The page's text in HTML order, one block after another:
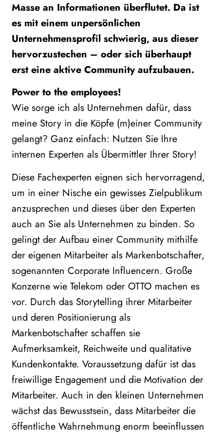
Masse an Informationen überflutet. Da ist
es mit einem unpersönlichen
Unternehmensprofil schwierig, aus dieser
hervorzustechen – oder sich überhaupt
erst eine aktive Community aufzubauen.
Power to the employees!
Wie sorge ich als Unternehmen dafür, dass
meine Story in die Köpfe (m)einer Community
gelangt? Ganz einfach: Nutzen Sie Ihre
internen Experten als Übermittler Ihrer Story!
Diese Fachexperten eignen sich hervorragend,
um in einer Nische ein gewisses Zielpublikum
anzusprechen und dieses über den Experten
auch an Sie als Unternehmen zu binden. So
gelingt der Aufbau einer Community mithilfe
der eigenen Mitarbeiter als Markenbotschafter,
sogenannten Corporate Influencern. Große
Konzerne wie Telekom oder OTTO machen es
vor. Durch das Storytelling ihrer Mitarbeiter
und deren Positionierung als
Markenbotschafter schaffen sie
Aufmerksamkeit, Reichweite und qualitative
Kundenkontakte. Voraussetzung dafür ist das
freiwillige Engagement und die Motivation der
Mitarbeiter. Auch in den kleinen Unternehmen
wächst das Bewusstsein, dass Mitarbeiter die
öffentliche Wahrnehmung enorm beeinflussen